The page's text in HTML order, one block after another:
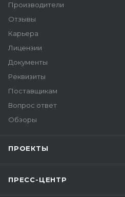
Производители
Отзывы
Карьера
Лицензии
Документы
Реквизиты
Поставщикам
Вопрос ответ
Обзоры
ПРОЕКТЫ
ПРЕСС-ЦЕНТР